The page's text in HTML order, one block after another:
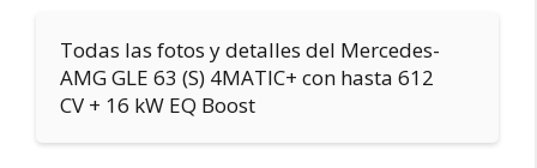
Todas las fotos y detalles del Mercedes-
AMG GLE 63 (S) 4MATIC+ con hasta 612
CV + 16 kW EQ Boost